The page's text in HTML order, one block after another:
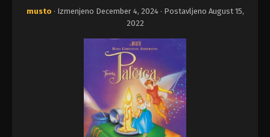
musto · Izmenjeno December 4, 2024· Postavljeno August 15,
2022